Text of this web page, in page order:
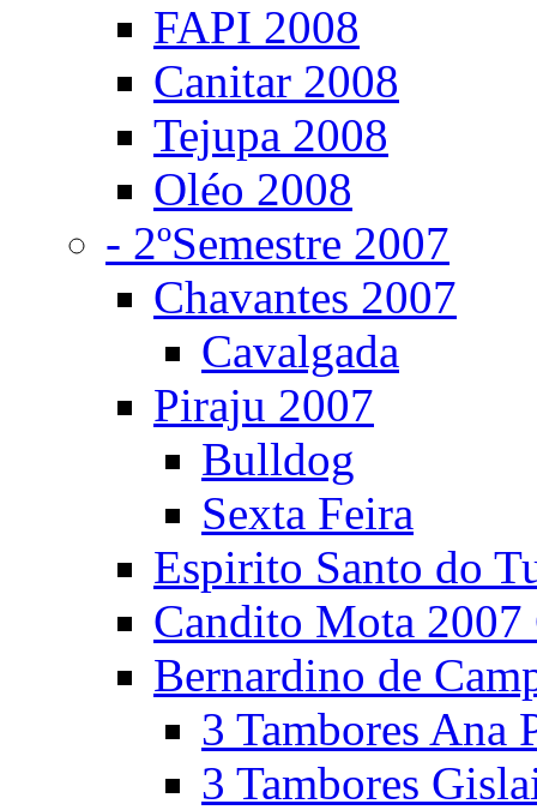
FAPI 2008
Canitar 2008
Tejupa 2008
Oléo 2008
- 2ºSemestre 2007
Chavantes 2007
Cavalgada
Piraju 2007
Bulldog
Sexta Feira
Espirito Santo do
Candito Mota 2007
Bernardino de
3 Tambores Ana
3 Tambores